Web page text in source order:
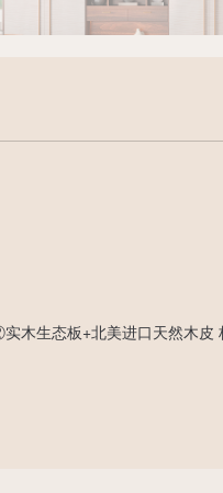
生态板+北美进口天然木